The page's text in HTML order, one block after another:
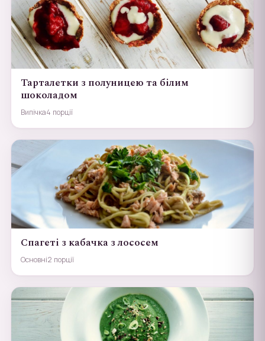
Тарталетки з полуницею та білим
шоколадом
Випічка4 порції
Спагеті з кабачка з лососем
Основні2 порції